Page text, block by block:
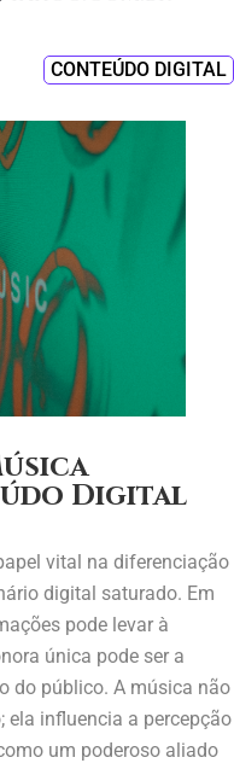
CONTEÚDO DIGITAL
Digital
vital na diferenciação
digital saturado. Em
pode levar à
única pode ser a
do público. A música não
ela influencia a percepção
um poderoso aliado